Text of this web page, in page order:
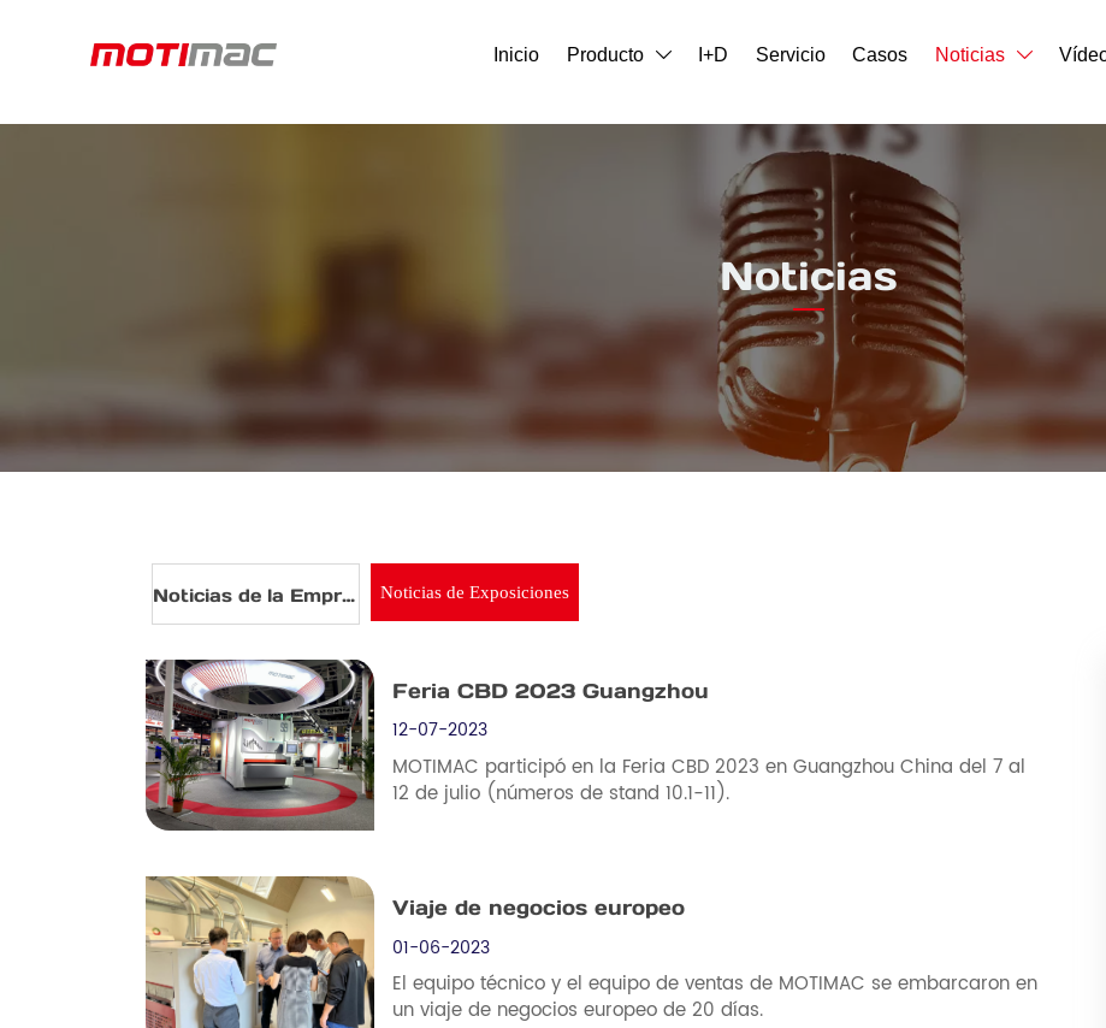
Inicio Producto  I+D Servicio Casos Noticias 
Noticias
Noticias de la Empresa Noticias de Exposiciones
Feria CBD 2023 Guangzhou
12-07-2023
MOTIMAC participó en la Feria CBD 2023 en Guangzhou China del 7 al
12 de julio (números de stand 10.1-11).
Viaje de negocios europeo
01-06-2023
El equipo técnico y el equipo de ventas de MOTIMAC se embarcaron en
un viaje de negocios europeo de 20 días.